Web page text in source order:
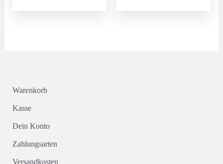
Warenkorb
Kasse
Dein Konto
Zahlungsarten
Versandkosten